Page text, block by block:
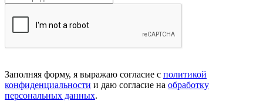
Заполняя форму, я выражаю согласие с политикой
конфиденциальности и даю согласие на обработку
персональных данных.